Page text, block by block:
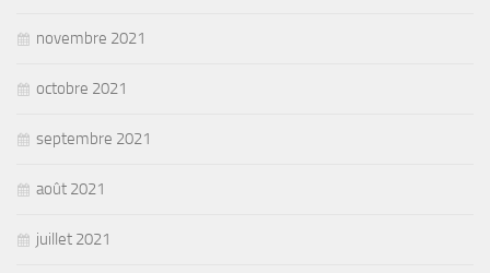
novembre 2021
octobre 2021
septembre 2021
août 2021
juillet 2021